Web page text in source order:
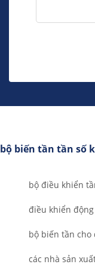
bộ biến tần tần số
bộ điều khiển
điều khiển
bộ biến tần cho
các nhà sản